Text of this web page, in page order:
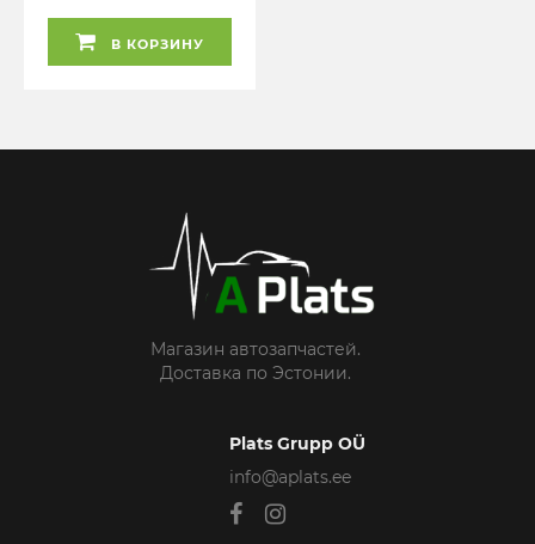
В КОРЗИНУ
Магазин автозапчастей.
Доставка по Эстонии.
Plats Grupp OÜ
info@aplats.ee